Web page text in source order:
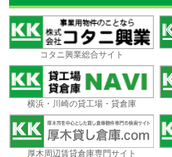
コタニ興業総合サイト
横浜・川崎の貸工場・貸倉庫
厚木周辺賃貸倉庫専門サイト